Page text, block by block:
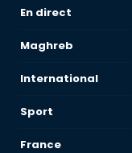
En direct
Maghreb
International
Sport
France